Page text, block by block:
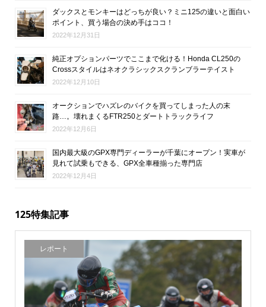
ダックスとモンキーはどっちが良い？ミニ125の違いと面白い
ポイント、買う場合の決め手はココ！
2022年12月31日
純正オプションパーツでここまで化ける！Honda CL250の
Crossスタイルはネオクラシックスクランブラーテイスト
2022年12月10日
オークションでハズレのバイクを買ってしまった人の末
路…。壊れまくるFTR250とダートトラックライフ
2022年12月6日
国内最大級のGPX専門ディーラーが千葉にオープン！実車が
見れて試乗もできる、GPX全車種揃った専門店
2022年12月4日
125特集記事
レポート